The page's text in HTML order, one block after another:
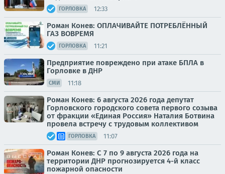
ГОРЛОВКА 12:33
Роман Конев: ОПЛАЧИВАЙТЕ ПОТРЕБЛЁННЫЙ
ГАЗ ВОВРЕМЯ
ГОРЛОВКА 11:21
Предприятие повреждено при атаке БПЛА в
Горловке в ДНР
СМИ 11:18
Роман Конев: 6 августа 2026 года депутат
Горловского городского совета первого созыва
от фракции «Единая Россия» Наталия Ботвина
провела встречу с трудовым коллективом
ГОРЛОВКА 11:07
Роман Конев: С 7 по 9 августа 2026 года на
территории ДНР прогнозируется 4-й класс
пожарной опасности